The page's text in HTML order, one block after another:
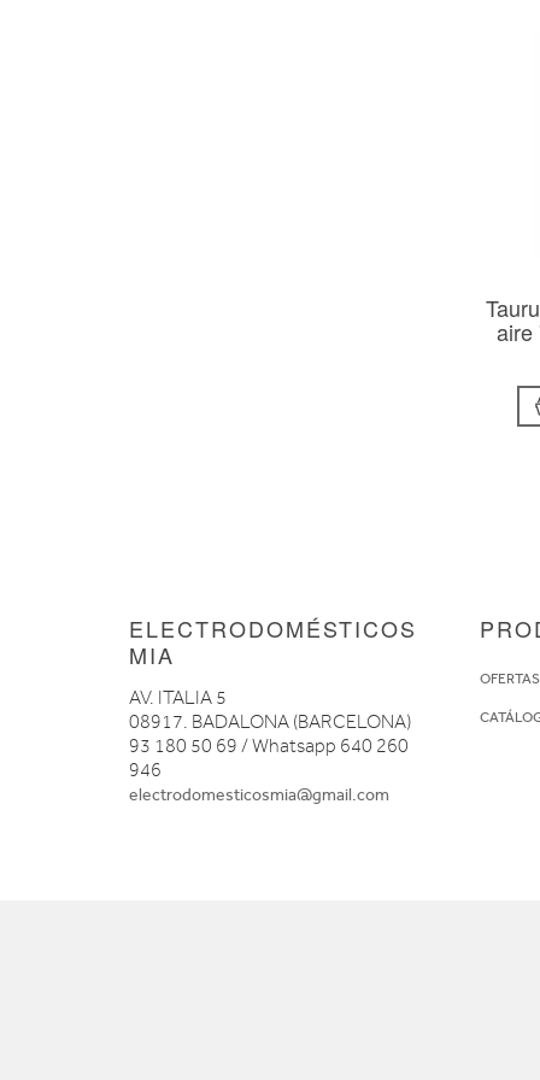
aire
ELECTRODOMÉSTICOS
MIA
AV. ITALIA 5
08917. BADALONA (BARCELONA)
93 180 50 69 / Whatsapp 640 260
946
electrodomesticosmia@gmail.com
OFERTAS